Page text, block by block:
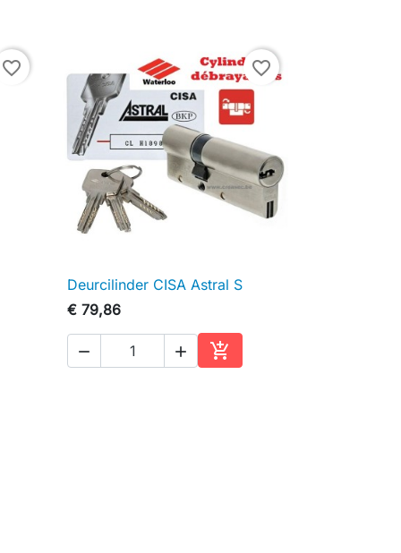
favorite_border favorite_border
 Snel bekijken
Deurcilinder CISA Astral S
€ 79,86
  
In winkelwagen